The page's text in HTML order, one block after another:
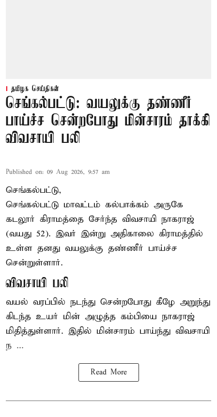
தமிழக செய்திகள்
செங்கல்பட்டு: வயலுக்கு தண்ணீர்
பாய்ச்ச சென்றபோது மின்சாரம் தாக்கி
விவசாயி பலி
Published on: 09 Aug 2026, 9:57 am
செங்கல்பட்டு,
செங்கல்பட்டு மாவட்டம் கல்பாக்கம் அருகே
கடலூர் கிராமத்தை சேர்ந்த விவசாயி நாகராஜ்
(வயது 52). இவர் இன்று அதிகாலை கிராமத்தில்
உள்ள தனது வயலுக்கு தண்ணீர் பாய்ச்ச
சென்றுள்ளார்.
விவசாயி பலி
வயல் வரப்பில் நடந்து சென்றபோது கீழே அறுந்து
கிடந்த உயர் மின் அழுத்த கம்பியை நாகராஜ்
மிதித்துள்ளார். இதில் மின்சாரம் பாய்ந்து விவசாயி
ந ...
Read More